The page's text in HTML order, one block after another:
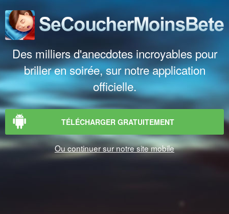
Des milliers d'anecdotes incroyables pour
briller en soirée, sur notre application
officielle.
TÉLÉCHARGER GRATUITEMENT
Ou continuer sur notre site mobile